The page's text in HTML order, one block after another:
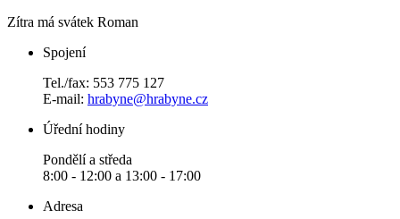
Zítra má svátek Roman
Spojení
Tel./fax: 553 775 127
E-mail: hrabyne@hrabyne.cz
Úřední hodiny
Pondělí a středa
8:00 - 12:00 a 13:00 - 17:00
Adresa